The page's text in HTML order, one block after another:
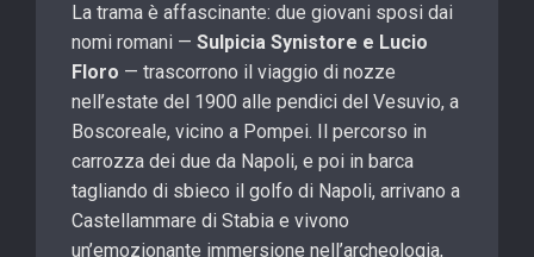
La trama è affascinante: due giovani sposi dai
nomi romani — Sulpicia Synistore e Lucio
Floro — trascorrono il viaggio di nozze
nell’estate del 1900 alle pendici del Vesuvio, a
Boscoreale, vicino a Pompei. Il percorso in
carrozza dei due da Napoli, e poi in barca
tagliando di sbieco il golfo di Napoli, arrivano a
Castellammare di Stabia e vivono
un’emozionante immersione nell’archeologia,